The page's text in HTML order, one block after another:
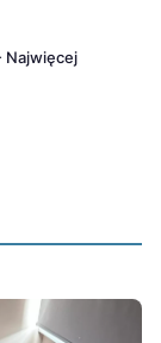
Najwięcej